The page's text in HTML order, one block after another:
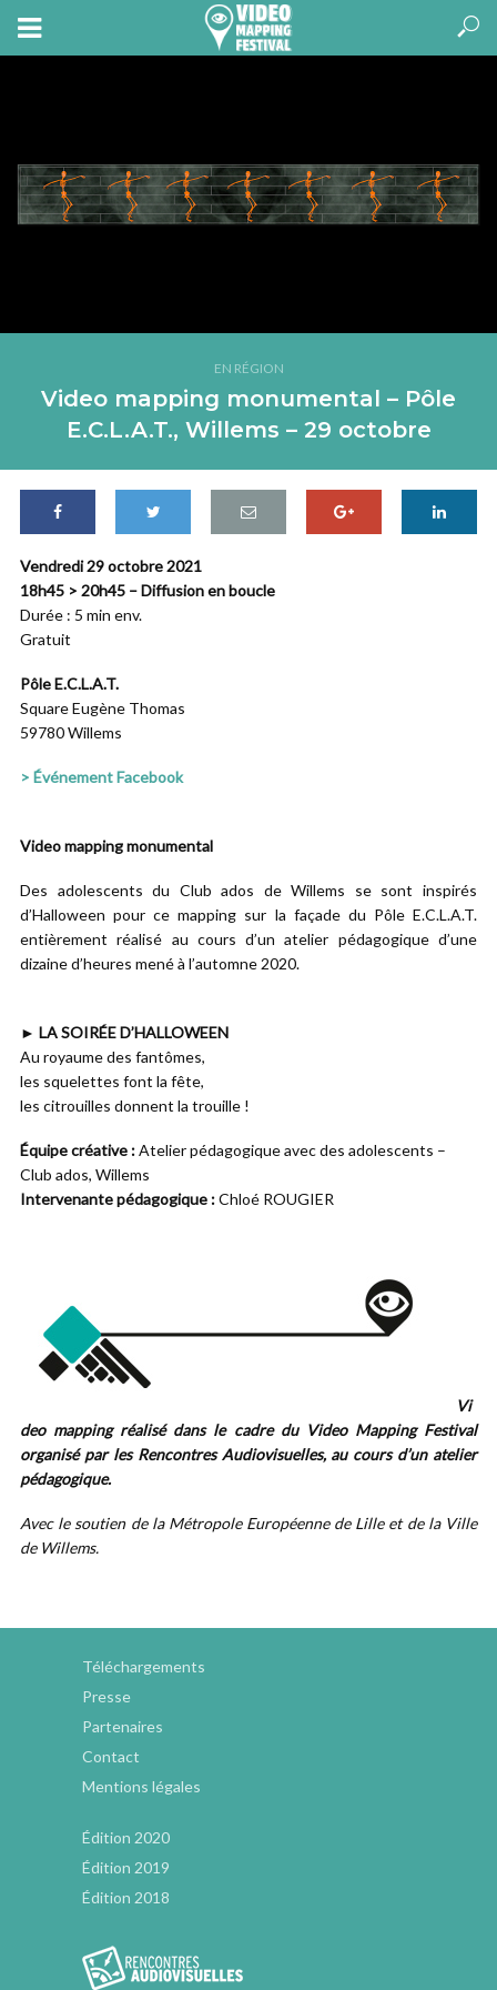
EN RÉGION
Video mapping monumental – Pôle
E.C.L.A.T., Willems – 29 octobre
Vendredi 29 octobre 2021
18h45 > 20h45 – Diffusion en boucle
Durée : 5 min env.
Gratuit
Pôle E.C.L.A.T.
Square Eugène Thomas
59780 Willems
> Événement Facebook
Video mapping monumental
Des adolescents du Club ados de Willems se sont inspirés
d’Halloween pour ce mapping sur la façade du Pôle E.C.L.A.T.
entièrement réalisé au cours d’un atelier pédagogique d’une
dizaine d’heures mené à l’automne 2020.
► LA SOIRÉE D’HALLOWEEN
Au royaume des fantômes,
les squelettes font la fête,
les citrouilles donnent la trouille !
Équipe créative :Atelier pédagogique avec des adolescents –
Club ados, Willems
Intervenante pédagogique :Chloé ROUGIER
Vi
deo mapping réalisé dans le cadre du Video Mapping Festival
organisé par les Rencontres Audiovisuelles, au cours d’un atelier
pédagogique.
Avec le soutien de la Métropole Européenne de Lille et de la Ville
de Willems.
Téléchargements
Presse
Partenaires
Contact
Mentions légales
Édition 2020
Édition 2019
Édition 2018